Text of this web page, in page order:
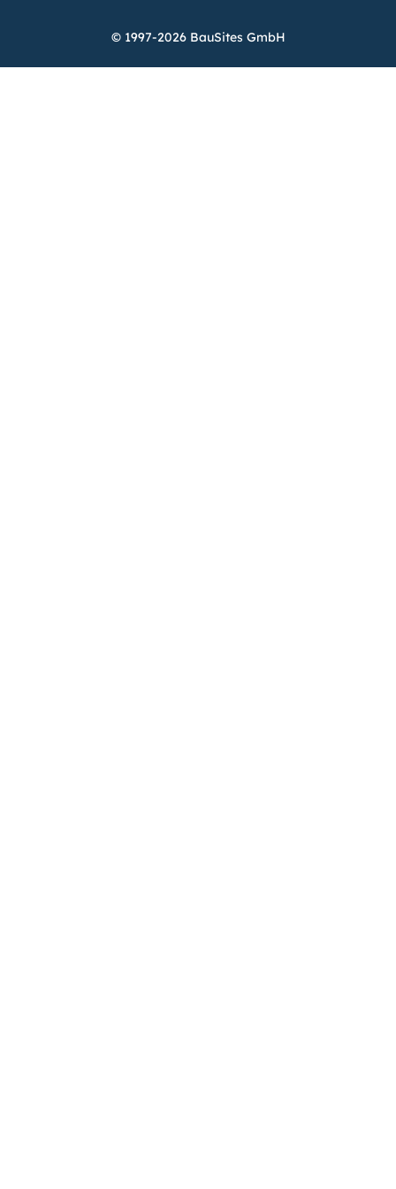
© 1997-2026 BauSites GmbH